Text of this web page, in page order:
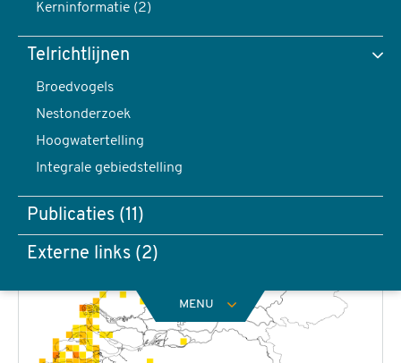
Kerninformatie (2)
Telrichtlijnen
Broedvogels
Nestonderzoek
Hoogwatertelling
Integrale gebiedstelling
Publicaties (11)
Externe links (2)
MENU